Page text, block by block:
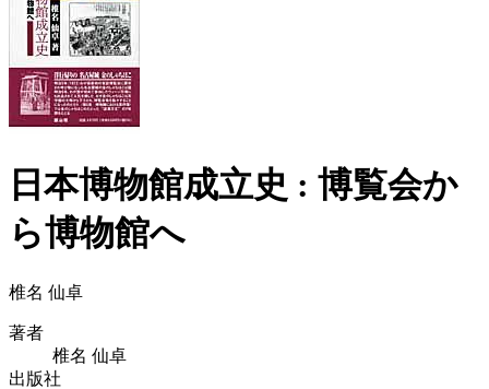
日本博物館成立史 : 博覧会か
ら博物館へ
椎名 仙卓
著者
椎名 仙卓
出版社